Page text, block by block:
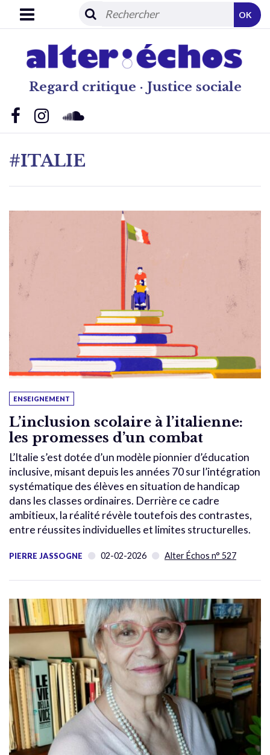
Regard critique · Justice sociale
OK
#ITALIE
ENSEIGNEMENT
L’inclusion scolaire à l’italienne:
les promesses d’un combat
L’Italie s’est dotée d’un modèle pionnier d’éducation
inclusive, misant depuis les années 70 sur l’intégration
systématique des élèves en situation de handicap
dans les classes ordinaires. Derrière ce cadre
ambitieux, la réalité révèle toutefois des contrastes,
entre réussites individuelles et limites structurelles.
PIERRE JASSOGNE 02-02-2026 Alter Échos n° 527